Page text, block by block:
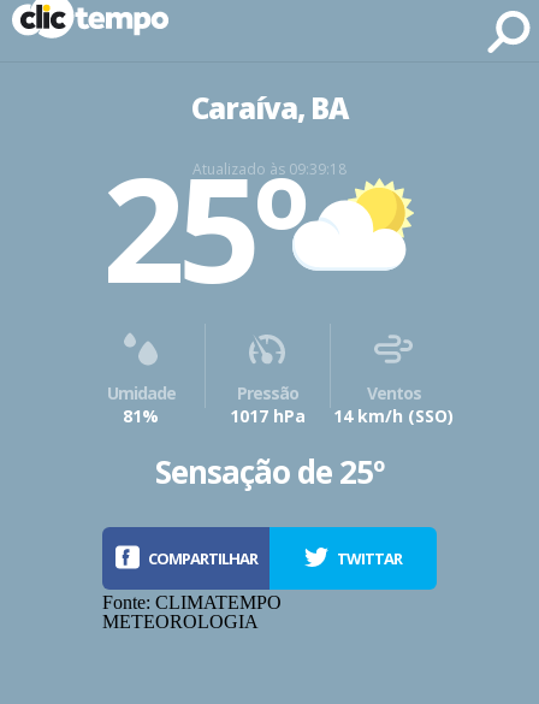
Caraíva, BA
Fonte: CLIMATEMPO METEOROLOGIA
Atualizado às 09:39:18
25º
Umidade
81%
Pressão
1017 hPa
Ventos
14 km/h (SSO)
Sensação de 25º
COMPARTILHAR TWITTAR
Fonte: CLIMATEMPO
METEOROLOGIA